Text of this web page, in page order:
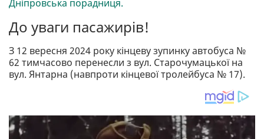
Дніпровська порадниця.
До уваги пасажирів!
З 12 вересня 2024 року кінцеву зупинку автобуса №
62 тимчасово перенесли з вул. Старочумацької на
вул. Янтарна (навпроти кінцевої тролейбуса № 17).